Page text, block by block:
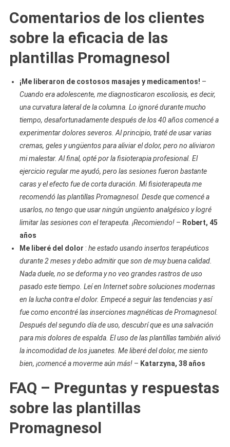
Comentarios de los clientes
sobre la eficacia de las
plantillas Promagnesol
¡Me liberaron de costosos masajes y medicamentos! –
Cuando era adolescente, me diagnosticaron escoliosis, es decir,
una curvatura lateral de la columna. Lo ignoré durante mucho
tiempo, desafortunadamente después de los 40 años comencé a
experimentar dolores severos. Al principio, traté de usar varias
cremas, geles y ungüentos para aliviar el dolor, pero no aliviaron
mi malestar. Al final, opté por la fisioterapia profesional. El
ejercicio regular me ayudó, pero las sesiones fueron bastante
caras y el efecto fue de corta duración. Mi fisioterapeuta me
recomendó las plantillas Promagnesol. Desde que comencé a
usarlos, no tengo que usar ningún ungüento analgésico y logré
limitar las sesiones con el terapeuta. ¡Recomiendo!– Robert, 45
años
Me liberé del dolor : he estado usando insertos terapéuticos
durante 2 meses y debo admitir que son de muy buena calidad.
Nada duele, no se deforma y no veo grandes rastros de uso
pasado este tiempo. Leí en Internet sobre soluciones modernas
en la lucha contra el dolor. Empecé a seguir las tendencias y así
fue como encontré las inserciones magnéticas de Promagnesol.
Después del segundo día de uso, descubrí que es una salvación
para mis dolores de espalda. El uso de las plantillas también alivió
la incomodidad de los juanetes. Me liberé del dolor, me siento
bien, ¡comencé a moverme aún más!– Katarzyna, 38 años
FAQ – Preguntas y respuestas
sobre las plantillas
Promagnesol